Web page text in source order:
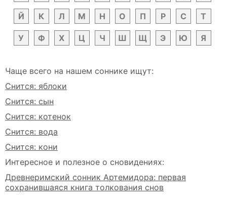
Й К Л М Н О П Р С Т
У Ф Х Ц Ч Ш Щ Э Ю Я
Чаще всего на нашем соннике ищут:
Снится: яблоки
Снится: сын
Снится: котенок
Снится: вода
Снится: кони
Интересное и полезное о сновидениях:
Древнеримский сонник Артемидора: первая
сохранившаяся книга толкования снов